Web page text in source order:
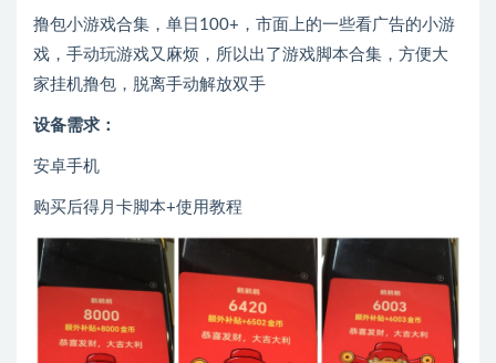
撸包小游戏合集，单日100+，市面上的一些看广告的小游
戏，手动玩游戏又麻烦，所以出了游戏脚本合集，方便大
家挂机撸包，脱离手动解放双手
设备需求：
安卓手机
购买后得月卡脚本+使用教程